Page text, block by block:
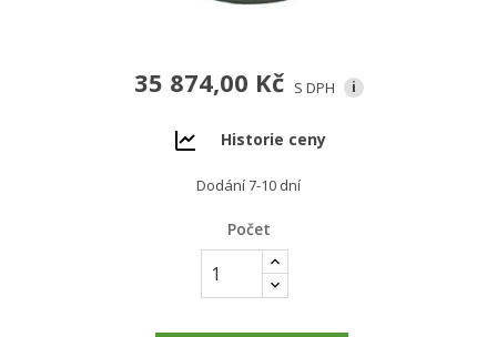
35 874,00 Kč S DPH i
Historie ceny
Dodání 7-10 dní
Počet